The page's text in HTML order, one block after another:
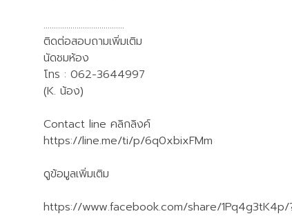
…………………………………
ติดต่อสอบถามเพิ่มเติม
นัดชมห้อง
โทร : 062-3644997
(K. น้อง)
Contact line คลิกลิงค์
https://line.me/ti/p/6q0xbixFMm
ดูข้อมูลเพิ่มเติม
https://www.facebook.com/share/1Pq4g3tK4p/